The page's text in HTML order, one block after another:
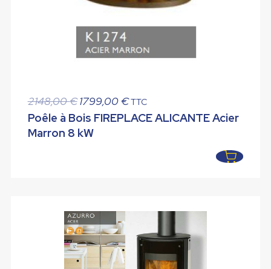
2148,00€ Le
prix
initial
1799,00€Le
prix
TTC
Poêle à Bois FIREPLACE ALICANTE Acier
Marron 8 kW